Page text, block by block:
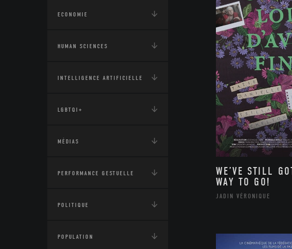
ECONOMIE
HUMAN SCIENCES
INTELLIGENCE ARTIFICIELLE
LGBTQI+
MÉDIAS
PERFORMANCE GESTUELLE
POLITIQUE
POPULATION
WE’VE STILL
WAY TO GO!
JADIN VÉRONIQUE